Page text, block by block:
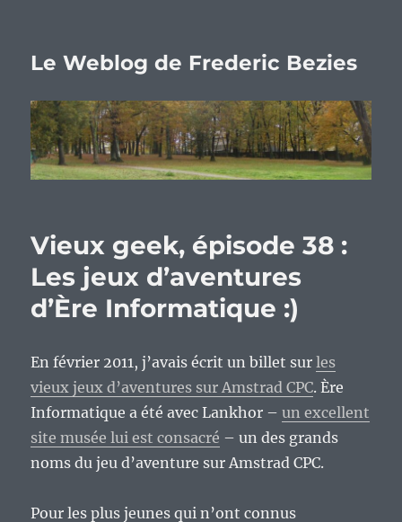
Le Weblog de Frederic Bezies
Vieux geek, épisode 38 :
Les jeux d’aventures
d’Ère Informatique :)
En février 2011, j’avais écrit un billet surles
vieux jeux d’aventures sur Amstrad CPC. Ère
Informatique a été avec Lankhor –un excellent
site musée lui est consacré – un des grands
noms du jeu d’aventure sur Amstrad CPC.
Pour les plus jeunes qui n’ont connus